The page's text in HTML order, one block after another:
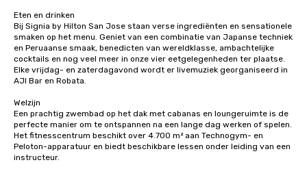
Eten en drinken
Bij Signia by Hilton San Jose staan verse ingrediënten en sensationele
smaken op het menu. Geniet van een combinatie van Japanse techniek
en Peruaanse smaak, benedicten van wereldklasse, ambachtelijke
cocktails en nog veel meer in onze vier eetgelegenheden ter plaatse.
Elke vrijdag- en zaterdagavond wordt er livemuziek georganiseerd in
AJI Bar en Robata.
Welzijn
Een prachtig zwembad op het dak met cabanas en loungeruimte is de
perfecte manier om te ontspannen na een lange dag werken of spelen.
Het fitnesscentrum beschikt over 4.700 m² aan Technogym- en
Peloton-apparatuur en biedt beschikbare lessen onder leiding van een
instructeur.